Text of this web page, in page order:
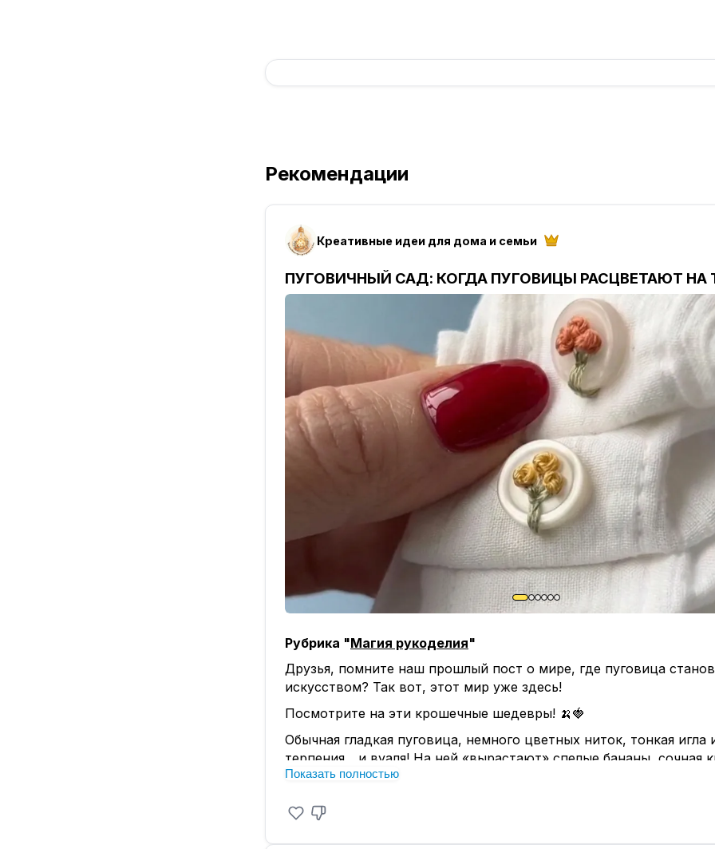
Рекомендации
Креативные идеи для дома и семьи
ПУГОВИЧНЫЙ САД: КОГДА ПУГОВИЦЫ РАСЦВЕТАЮТ НА
Рубрика "Магия рукоделия"
Друзья, помните наш прошлый пост о мире, где пуговица
искусством? Так вот, этот мир уже здесь!
Посмотрите на эти крошечные шедевры! 🍌🍓
Обычная гладкая пуговица, немного цветных ниток, тонкая игла
терпения... и вуаля! На ней «вырастают» спелые бананы, сочная
игривые вишенки.
Эта техника называется вышивка по пуговицам (button
знаете, в чем ее главная прелесть?
Показать полностью